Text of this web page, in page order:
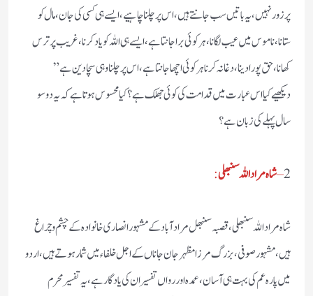
پر زور نہیں، یہ باتیں سب جانتے ہیں، اس پر چلنا چاہیے ،ایسے ہی کسی کی جان، مال کو
ستانا، ناموس میں عیب لگانا، ہر کوئی برا جانتا ہے ،ایسے ہی اللہ کو یاد کرنا ،غریب پر ترس
کھانا، حق پورا دینا، دغا نہ کرنا ہر کوئی اچھا جانتا ہے ،اس پر چلنا وہی سچا دین ہے”
دیکھیے کیا اس عبارت میں قدامت کی کوئی جھلک ہے؟ کیا محسوس ہوتا ہے کہ یہ دو سو
سال پہلے کی زبان ہے؟
2
–شاہ مراداللہ سنبھلی:
شاہ مراد اللہ سنبھلی،قصبہ سنبھل مرادآباد کے مشہور انصاری خانوادہ کے چشم و چراغ
ہیں، مشہور صوفی، بزرگ مرزا مظہر جان جاناں کے اجل خلفاء میں شمار ہوتے ہیں، اردو
میں پارہ عم کی بہت ہی آسان، عمدہ اور رواں تفسیر ان کی یادگار ہے، یہ تفسیر محرم